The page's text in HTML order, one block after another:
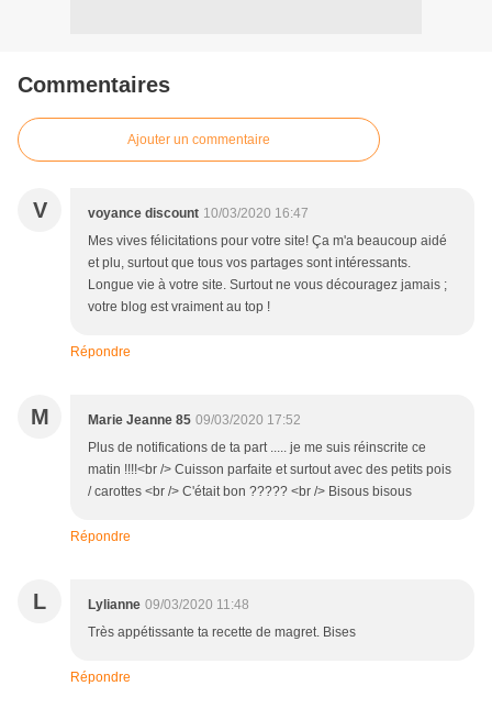
Commentaires
Ajouter un commentaire
V voyance discount 10/03/2020 16:47
Mes vives félicitations pour votre site! Ça m'a beaucoup aidé
et plu, surtout que tous vos partages sont intéressants.
Longue vie à votre site. Surtout ne vous découragez jamais ;
votre blog est vraiment au top !
Répondre
M Marie Jeanne 85 09/03/2020 17:52
Plus de notifications de ta part ..... je me suis réinscrite ce
matin !!!!<br /> Cuisson parfaite et surtout avec des petits pois
/ carottes <br /> C'était bon ????? <br /> Bisous bisous
Répondre
L Lylianne 09/03/2020 11:48
Très appétissante ta recette de magret. Bises
Répondre